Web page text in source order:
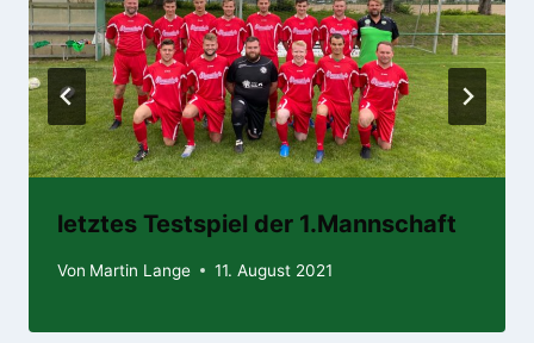
letztes Testspiel der 1.Mannschaft
Von Martin Lange 11. August 2021